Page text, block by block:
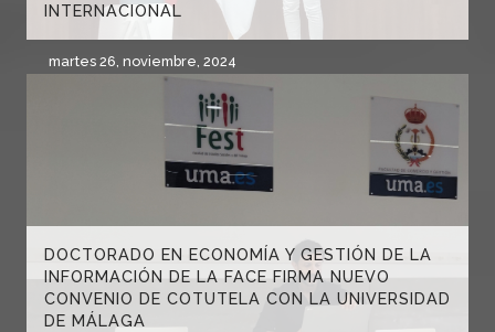
INTERNACIONAL
martes 26, noviembre, 2024
DOCTORADO EN ECONOMÍA Y GESTIÓN DE LA
INFORMACIÓN DE LA FACE FIRMA NUEVO
CONVENIO DE COTUTELA CON LA UNIVERSIDAD
DE MÁLAGA